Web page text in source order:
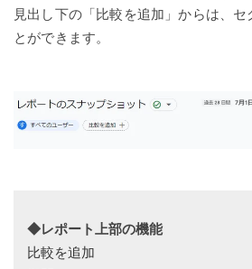
見出し下の「比較を追加」からは、セ
とができます。
◆レポート上部の機能
比較を追加